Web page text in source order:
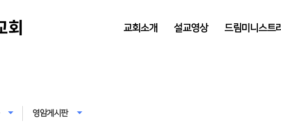
교회소개 설교영상 드림미니스트리
영암게시판